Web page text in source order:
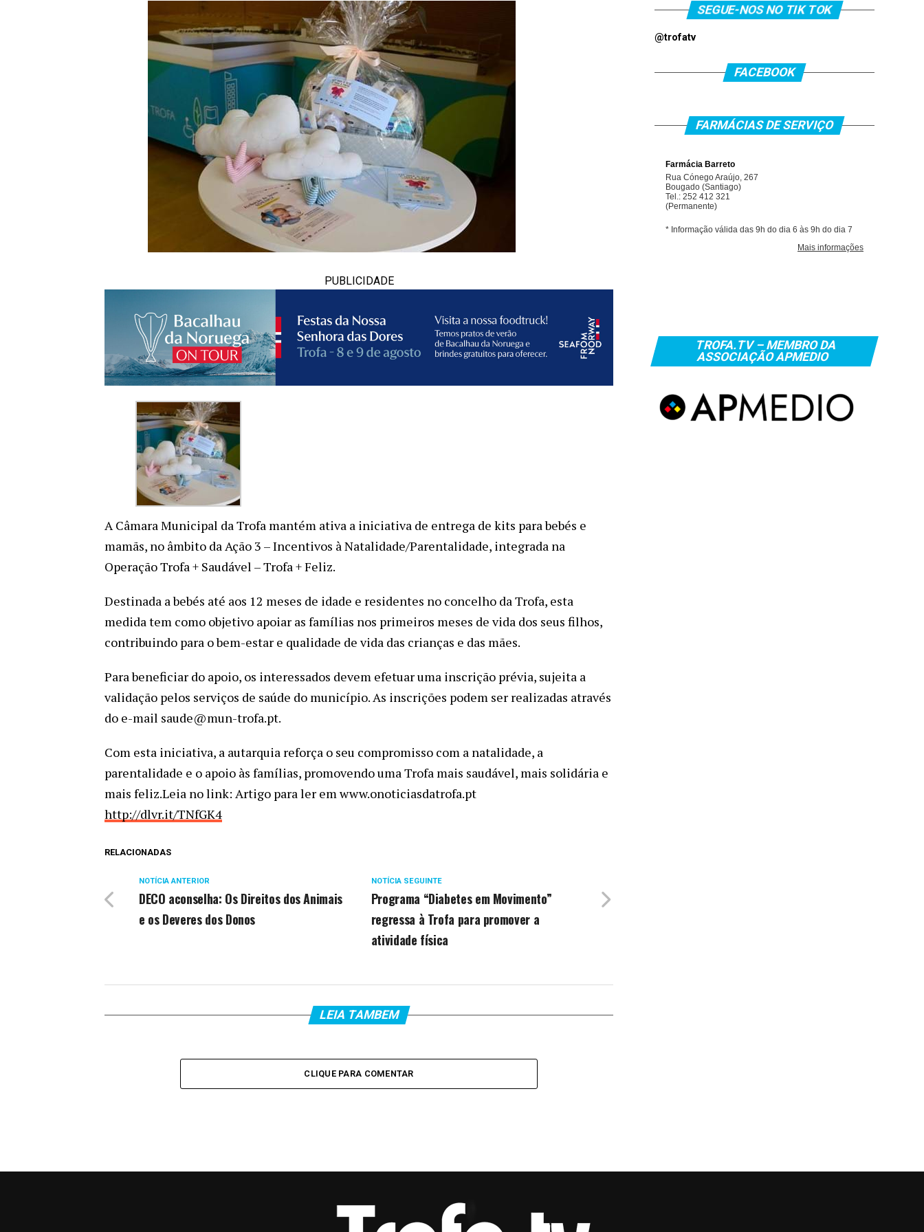
PUBLICIDADE
A Câmara Municipal da Trofa mantém ativa a iniciativa de entrega de kits para bebés e
mamãs, no âmbito da Ação 3 – Incentivos à Natalidade/Parentalidade, integrada na
Operação Trofa + Saudável – Trofa + Feliz.
Destinada a bebés até aos 12 meses de idade e residentes no concelho da Trofa, esta
medida tem como objetivo apoiar as famílias nos primeiros meses de vida dos seus filhos,
contribuindo para o bem-estar e qualidade de vida das crianças e das mães.
Para beneficiar do apoio, os interessados devem efetuar uma inscrição prévia, sujeita a
validação pelos serviços de saúde do município. As inscrições podem ser realizadas através
do e-mail saude@mun-trofa.pt.
Com esta iniciativa, a autarquia reforça o seu compromisso com a natalidade, a
parentalidade e o apoio às famílias, promovendo uma Trofa mais saudável, mais solidária e
mais feliz.Leia no link: Artigo para ler em www.onoticiasdatrofa.pt
http://dlvr.it/TNfGK4
RELACIONADAS
NOTÍCIA SEGUINTE
Programa “Diabetes em Movimento”
regressa à Trofa para promover a
atividade física
NOTÍCIA ANTERIOR
DECO aconselha: Os Direitos dos Animais
e os Deveres dos Donos
LEIA TAMBEM
CLIQUE PARA COMENTAR
SEGUE-NOS NO TIK TOK
@trofatv
FACEBOOK
FARMÁCIAS DE SERVIÇO
TROFA.TV – MEMBRO DA
ASSOCIAÇÃO APMEDIO